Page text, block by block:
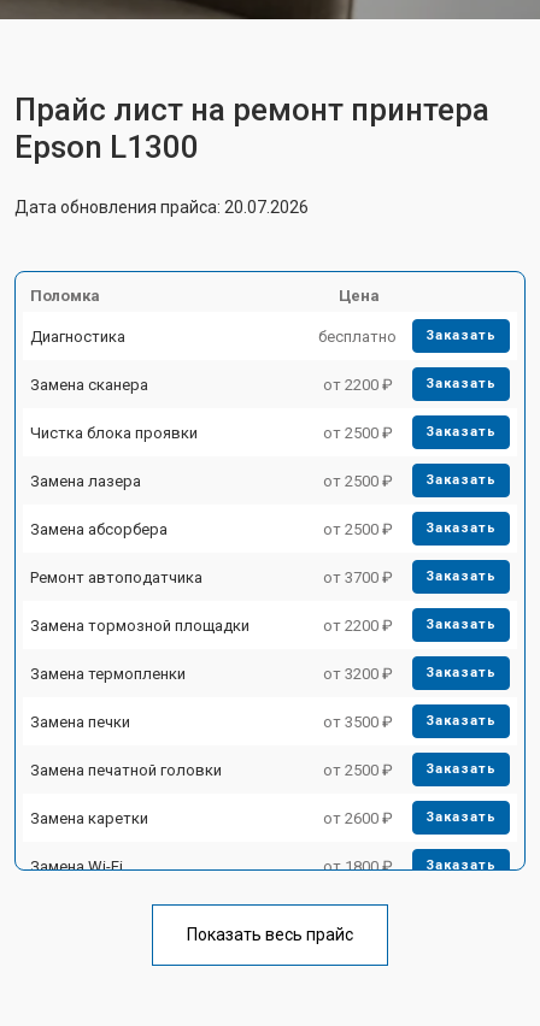
Прайс лист на ремонт принтера
Epson L1300
Дата обновления прайса: 20.07.2026
Поломка Цена
Диагностика бесплатно Заказать
Замена сканера от 2200 ₽ Заказать
Чистка блока проявки от 2500 ₽ Заказать
Замена лазера от 2500 ₽ Заказать
Замена абсорбера от 2500 ₽ Заказать
Ремонт автоподатчика от 3700 ₽ Заказать
Замена тормозной площадки от 2200 ₽ Заказать
Замена термопленки от 3200 ₽ Заказать
Замена печки от 3500 ₽ Заказать
Замена печатной головки от 2500 ₽ Заказать
Замена каретки от 2600 ₽ Заказать
Замена Wi-Fi от 1800 ₽ Заказать
от 2600 ₽
Показать весь прайс